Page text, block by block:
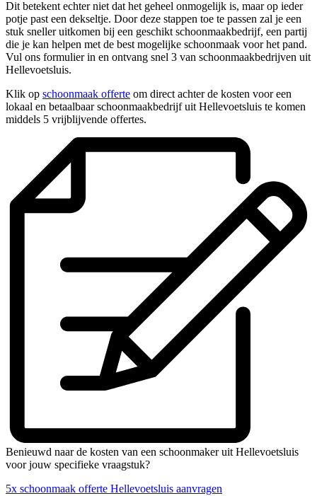
Dit betekent echter niet dat het geheel onmogelijk is, maar op ieder
potje past een dekseltje. Door deze stappen toe te passen zal je een
stuk sneller uitkomen bij een geschikt schoonmaakbedrijf, een partij
die je kan helpen met de best mogelijke schoonmaak voor het pand.
Vul ons formulier in en ontvang snel 3 van schoonmaakbedrijven uit
Hellevoetsluis.
Klik op schoonmaak offerte om direct achter de kosten voor een
lokaal en betaalbaar schoonmaakbedrijf uit Hellevoetsluis te komen
middels 5 vrijblijvende offertes.
Benieuwd naar de kosten van een schoonmaker uit Hellevoetsluis
voor jouw specifieke vraagstuk?
5x schoonmaak offerte Hellevoetsluis aanvragen